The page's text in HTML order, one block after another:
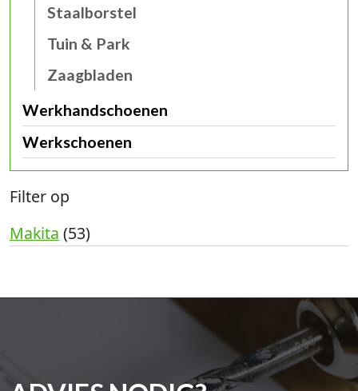
Staalborstel
Tuin & Park
Zaagbladen
Werkhandschoenen
Werkschoenen
Filter op
Makita (53)